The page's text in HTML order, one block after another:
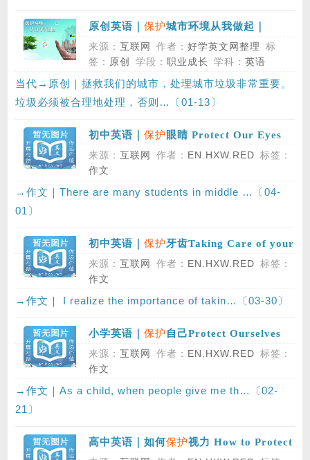
原创英语｜ 保护城市环境从我做起｜
Saving City
来源： 互联网 作者： 好学英文网整理
标
签： 原创 学段： 职业成长 学科： 英语
当代→原创｜拯救我们的城市，处理城市垃圾非常重要。
垃圾必须被合理地处理，否则…〔01-13〕
初中英语｜ 保护 眼睛 Protect Our Eyes
来源： 互联网 作者： EN.HXW.RED 标签：
作文
→作文｜There are many students in middle …〔04-
01〕
初中英语｜ 保护 牙齿Taking Care of your
Teeth
来源： 互联网 作者： EN.HXW.RED 标签：
作文
→作文｜ I realize the importance of takin…〔03-30〕
小学英语｜ 保护 自己Protect Ourselves
来源： 互联网 作者： EN.HXW.RED 标签：
作文
→作文｜As a child, when people give me th…〔02-
21〕
高中英语｜如何保护视力 How to Protect
Eyesight